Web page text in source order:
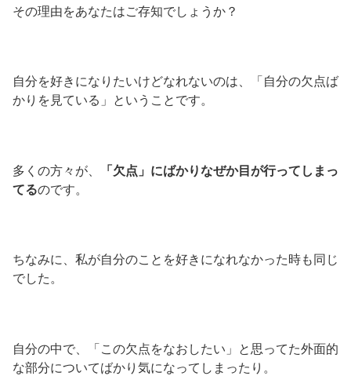
その理由をあなたはご存知でしょうか？
自分を好きになりたいけどなれないのは、「自分の欠点ば
かりを見ている」ということです。
多くの方々が、
「欠点」にばかりなぜか目が行ってしまっ
てるのです。
ちなみに、私が自分のことを好きになれなかった時も同じ
でした。
自分の中で、「この欠点をなおしたい」と思ってた外面的
な部分についてばかり気になってしまったり。